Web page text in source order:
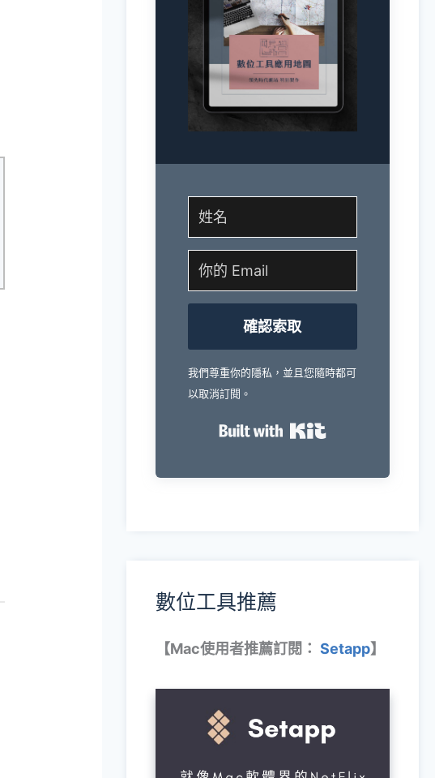
確認索取
我們尊重你的隱私，並且您隨時都可
以取消訂閱。
Built with Kit
數位工具推薦
【Mac使用者推薦訂閱： Setapp】